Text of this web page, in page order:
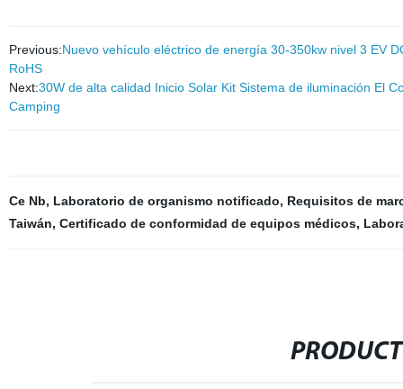
Previous:Nuevo vehículo eléctrico de energía 30-350kw nivel 3 EV
RoHS
Next:30W de alta calidad Inicio Solar Kit Sistema de iluminación El
Camping
Ce Nb, Laboratorio de organismo notificado, Requisitos de
Taiwán, Certificado de conformidad de equipos médicos,